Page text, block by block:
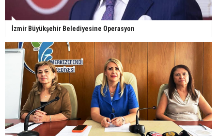
İzmir Büyükşehir Belediyesine Operasyon